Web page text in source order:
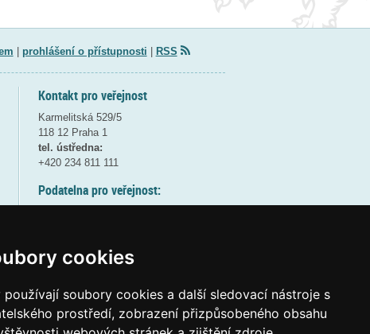
cookies
soubory cookies a další sledovací nástroje s
prostředí, zobrazení přizpůsobeného obsahu
prohlášení o přístupnosti RSS
Kontakt pro veřejnost
Karmelitská 529/5
118 12 Praha 1
tel. ústředna:
+420 234 811 111
Podatelna pro veřejnost:
(více informací
Elektronická podatelna: